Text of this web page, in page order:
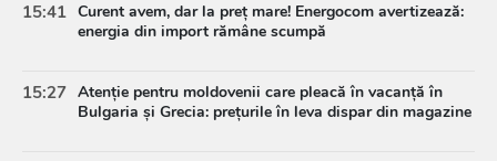
15:41 Curent avem, dar la preț mare! Energocom avertizează:
energia din import rămâne scumpă
15:27 Atenție pentru moldovenii care pleacă în vacanță în
Bulgaria și Grecia: prețurile în leva dispar din magazine